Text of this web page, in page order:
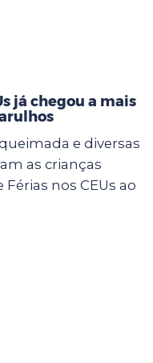
já chegou a mais
e diversas
as crianças
nos CEUs ao